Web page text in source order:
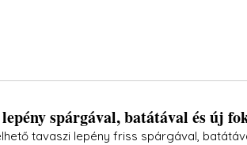
spárgával, batátával és új
tavaszi lepény friss spárgával,